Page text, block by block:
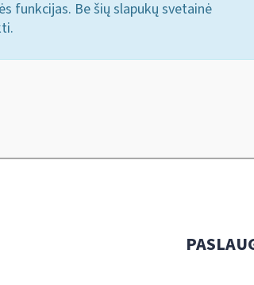
funkcijas. Be šių slapukų svetainė